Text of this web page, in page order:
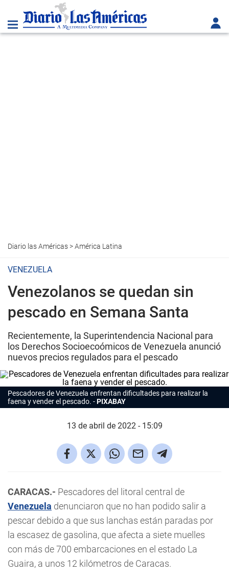
Diario las Américas>América Latina
VENEZUELA
Venezolanos se quedan sin
pescado en Semana Santa
Recientemente, la Superintendencia Nacional para
los Derechos Socioecoómicos de Venezuela anunció
nuevos precios regulados para el pescado
Pescadores de Venezuela enfrentan dificultades para realizar la
faena y vender el pescado.
PIXABAY
13 de abril de 2022 - 15:09
CARACAS.- Pescadores del litoral central de
Venezuela denunciaron que no han podido salir a
pescar debido a que sus lanchas están paradas por
la escasez de gasolina, que afecta a siete muelles
con más de 700 embarcaciones en el estado La
Guaira, a unos 12 kilómetros de Caracas.